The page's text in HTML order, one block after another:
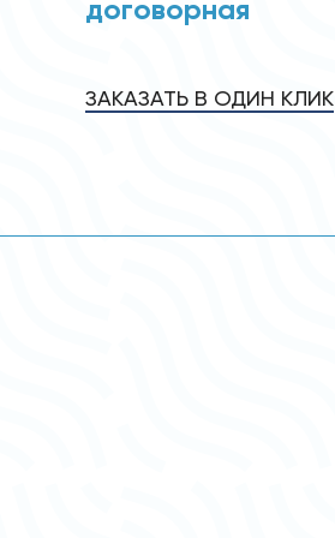
договорная
ЗАКАЗАТЬ В ОДИН КЛИК